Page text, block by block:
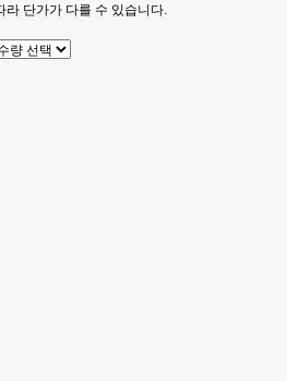
라 단가가 다를 수 있습니다.